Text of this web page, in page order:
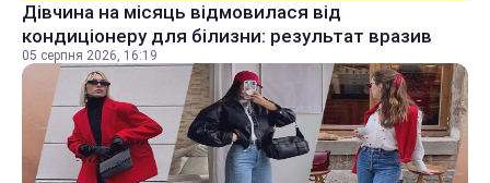
Дівчина на місяць відмовилася від
кондиціонеру для білизни: результат вразив
05 серпня 2026, 16:19